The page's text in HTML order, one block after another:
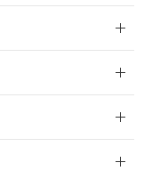
有を証明す
証明する
ステル類４
期間は出
。
替を完了
ない限